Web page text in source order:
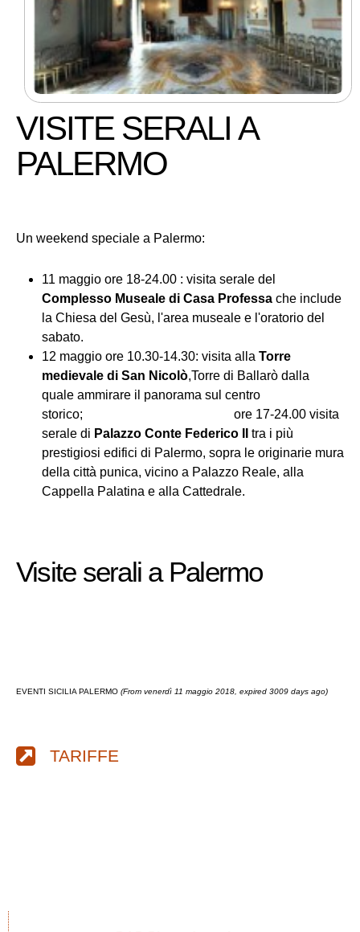
VISITE SERALI A
PALERMO
Un weekend speciale a Palermo:
11 maggio ore 18-24.00 : visita serale del
Complesso Museale di Casa Professa che include
la Chiesa del Gesù, l'area museale e l'oratorio del
sabato.
12 maggio ore 10.30-14.30: visita alla Torre
medievale di San Nicolò,Torre di Ballarò dalla
quale ammirare il panorama sul centro
storico; ore 17-24.00 visita
serale di Palazzo Conte Federico II tra i più
prestigiosi edifici di Palermo, sopra le originarie mura
della città punica, vicino a Palazzo Reale, alla
Cappella Palatina e alla Cattedrale.
Visite serali a Palermo
EVENTI SICILIA PALERMO (From venerdì 11 maggio 2018, expired 3009 days ago)
TARIFFE